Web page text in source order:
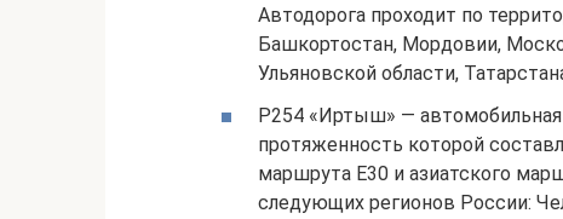
Автодорога проходит по
Башкортостан, Мордовии,
Ульяновской области,
Р254 «Иртыш» — автомобильная
протяженность которой
маршрута Е30 и азиатского
следующих регионов России: